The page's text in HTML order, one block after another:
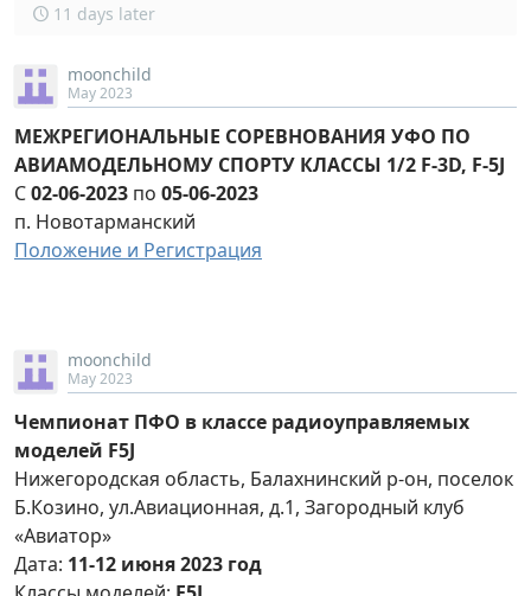
11 days later
moonchild
May 2023
МЕЖРЕГИОНАЛЬНЫЕ СОРЕВНОВАНИЯ УФО ПО
АВИАМОДЕЛЬНОМУ СПОРТУ КЛАССЫ 1/2 F-3D, F-5J
С02-06-2023 по 05-06-2023
п. Новотарманский
Положение и Регистрация
moonchild
May 2023
Чемпионат ПФО в классе радиоуправляемых
моделей F5J
Нижегородская область, Балахнинский р-он, поселок
Б.Козино, ул.Авиационная, д.1, Загородный клуб
«Авиатор»
Дата: 11-12 июня 2023 год